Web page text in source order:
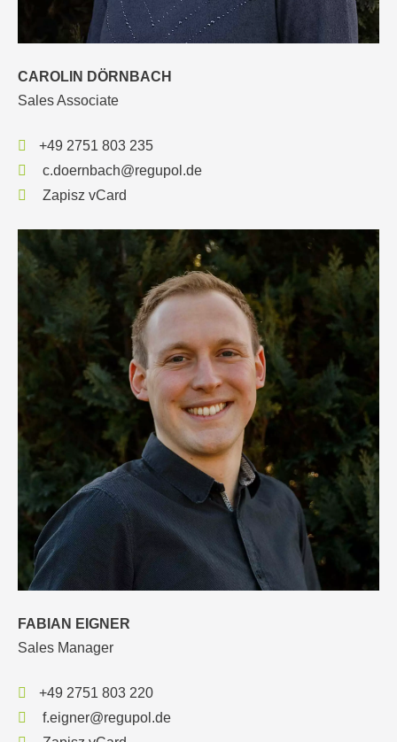
CAROLIN DÖRNBACH
Sales Associate
+49 2751 803 235
c.doernbach@regupol.de
Zapisz vCard
FABIAN EIGNER
Sales Manager
+49 2751 803 220
f.eigner@regupol.de